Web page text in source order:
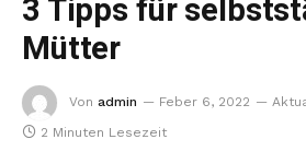
3 Tipps für
Mütter
Von admin Feber 6, 2022
2 Minuten Lesezeit